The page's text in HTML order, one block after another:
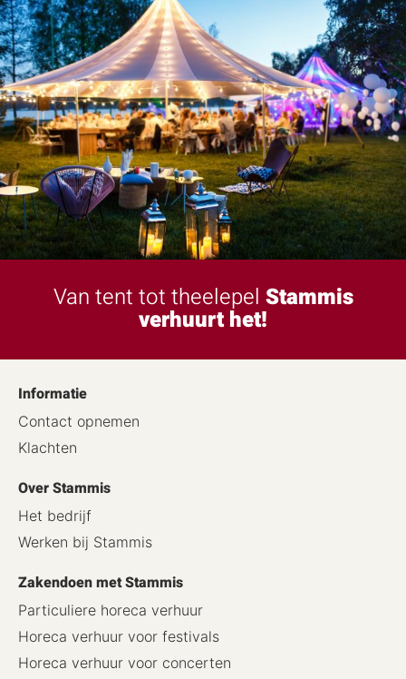
Van tent tot theelepel Stammis
verhuurt het!
Informatie
Contact opnemen
Klachten
Over Stammis
Het bedrijf
Werken bij Stammis
Zakendoen met Stammis
Particuliere horeca verhuur
Horeca verhuur voor festivals
Horeca verhuur voor concerten